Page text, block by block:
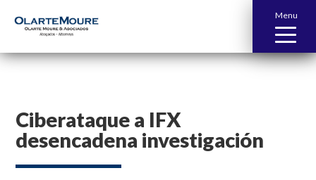
Menu
Ciberataque a IFX
desencadena investigación